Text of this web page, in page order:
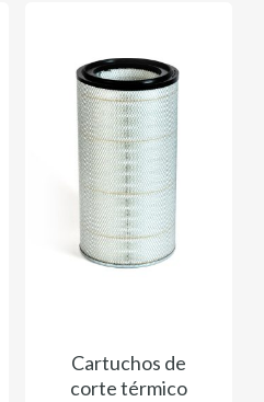
Cartuchos de
corte térmico